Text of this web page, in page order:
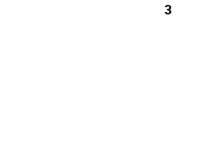
3